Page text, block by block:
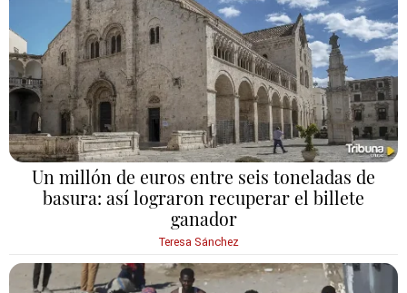
Un millón de euros entre seis toneladas de
basura: así lograron recuperar el billete
ganador
Teresa Sánchez